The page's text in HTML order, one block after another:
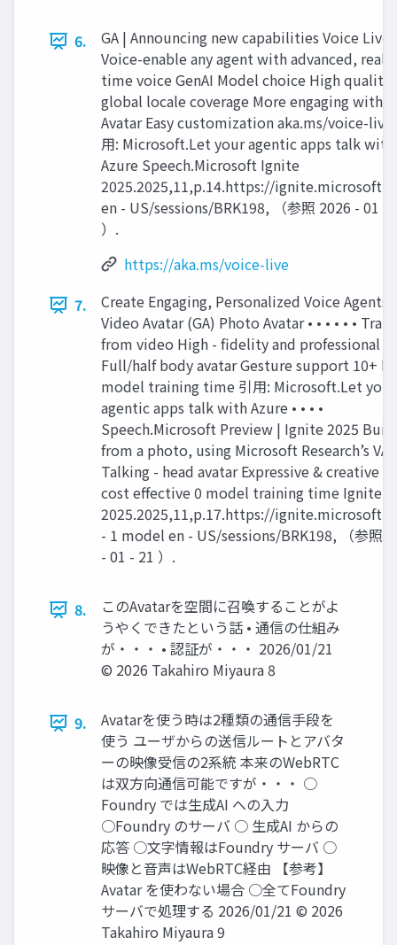
6.
GA | Announcing new capabilities Voice Live
Voice-enable any agent with advanced, real-
time voice GenAI Model choice High quality
global locale coverage More engaging with
Avatar Easy customization aka.ms/voice-live
用: Microsoft.Let your agentic apps talk with
Azure Speech.Microsoft Ignite
2025.2025,11,p.14.https://
en - US/sessions/BRK198, （参照 2026 - 01 -
）.
https://aka.ms/voice-live
7.
Create Engaging, Personalized Voice Agents
Video Avatar (GA) Photo Avatar • • • • • •
from video High - fidelity and professional
Full/half body avatar Gesture support 10+
model training time 引用: Microsoft.Let your
agentic apps talk with Azure • • • •
Speech.Microsoft Preview | Ignite 2025 Built
from a photo, using Microsoft Research’s
Talking - head avatar Expressive & creative
cost effective 0 model training time Ignite
2025.2025,11,p.17.https://
- 1 model en - US/sessions/BRK198, （参照
- 01 - 21 ）.
8.
このAvatarを空間に召喚することがよ
うやくできたという話 • 通信の仕組み
が・・・ • 認証が・・・ 2026/01/21
© 2026 Takahiro Miyaura 8
9.
Avatarを使う時は2種類の通信手段を
使う ユーザからの送信ルートとアバタ
ーの映像受信の2系統 本来のWebRTC
は双方向通信可能ですが・・・ ○
Foundry では生成AI への入力
○Foundry のサーバ ○ 生成AI からの
応答 ○文字情報はFoundry サーバ ○
映像と音声はWebRTC経由 【参考】
Avatar を使わない場合 ○全てFoundry
サーバで処理する 2026/01/21 © 2026
Takahiro Miyaura 9